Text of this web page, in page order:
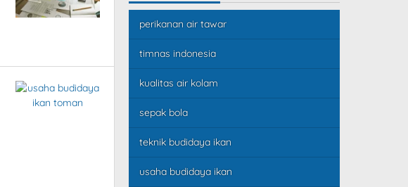
perikanan air tawar
timnas indonesia
kualitas air kolam
sepak bola
teknik budidaya ikan
usaha budidaya ikan